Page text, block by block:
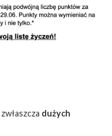
dużych